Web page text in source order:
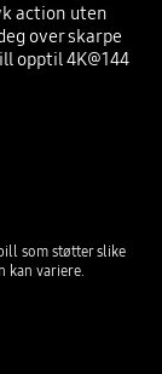
action uten
over skarpe
opptil 4K@144
som støtter slike